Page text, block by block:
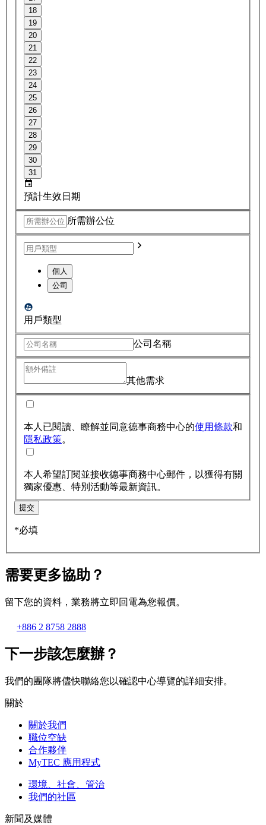
18
19
20
21
22
23
24
25
26
27
28
29
30
31
預計生效日期
所需辦公位
個人
公司
用戶類型
公司名稱
其他需求
本人已閱讀、瞭解並同意德事商務中心的使用條款和
隱私政策。
本人希望訂閱並接收德事商務中心郵件，以獲得有關
獨家優惠、特別活動等最新資訊。
提交
*必填
需要更多協助？
留下您的資料，業務將立即回電為您報價。
+886 2 8758 2888
下一步該怎麼辦？
我們的團隊將儘快聯絡您以確認中心導覽的詳細安排。
關於
關於我們
職位空缺
合作夥伴
MyTEC 應用程式
環境、社會、管治
我們的社區
新聞及媒體